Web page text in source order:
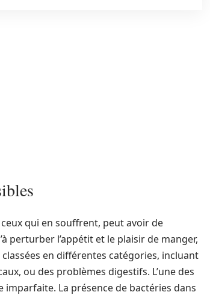
qui en souffrent, peut avoir de
perturber l’appétit et le plaisir de manger,
en différentes catégories, incluant
ou des problèmes digestifs. L’une des
La présence de bactéries dans